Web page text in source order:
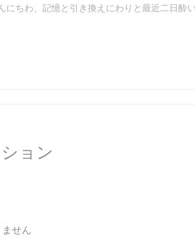
にちわ、記憶と引き換えにわりと最近二日酔
ョン
せん